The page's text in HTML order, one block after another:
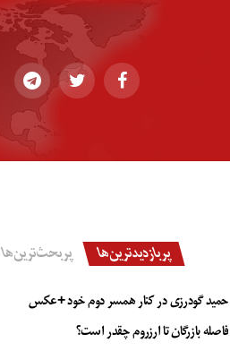
پربازدیدترین‌ها پربحث‌ترین‌ها
حمید گودرزی در کنار همسر دوم خود +عکس
فاصله بازرگان تا ارزروم چقدر است؟